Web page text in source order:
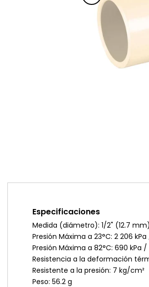
Especificaciones
Medida (diámetro): 1/2" (12.7 mm)
Presión Máxima a 23°C: 2 206 kPa
Presión Máxima a 82°C: 690 kPa /
Resistencia a la deformación
Resistente a la presión: 7 kg/cm²
Peso: 56.2 g